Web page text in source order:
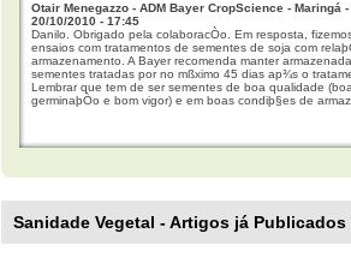
Otair Menegazzo - ADM Bayer CropScience - Maringá -
20/10/2010 - 17:45
Danilo. Obrigado pela colaboracÒo. Em resposta,
ensaios com tratamentos de sementes de soja com
armazenamento. A Bayer recomenda manter
sementes tratadas por no mßximo 45 dias ap¾s o
Lembrar que tem de ser sementes de boa qualidade
germinaþÒo e bom vigor) e em boas condiþ§es de
Sanidade Vegetal - Artigos já Publicados